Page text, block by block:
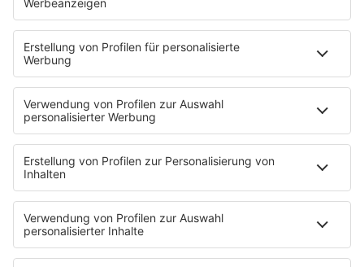
STARTSEITE
SERVICE
Kontakt
Newsletter
Jobs & Praktika
Pressekontakt
Presse & Downloads
Verkehr
Wetter
EMPFANG